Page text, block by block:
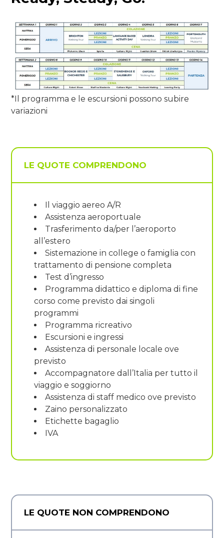
*Il programma e le escursioni possono subire
variazioni
LE QUOTE COMPRENDONO
Il viaggio aereo A/R
Assistenza aeroportuale
Trasferimento da/per l’aeroporto
all’estero
Sistemazione in college o famiglia con
trattamento di pensione completa
Test d’ingresso
Programma didattico e diploma di fine
corso come previsto dai singoli
programmi
Programma ricreativo
Escursioni e ingressi
Assistenza di personale locale ove
previsto
Accompagnatore dall’Italia per tutto il
viaggio e soggiorno
Assistenza di staff medico ove previsto
Zaino personalizzato
Etichette bagaglio
IVA
LE QUOTE NON COMPRENDONO